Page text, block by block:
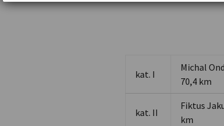
kat. I
Michal
70,4 km
kat. II
Fiktus
km